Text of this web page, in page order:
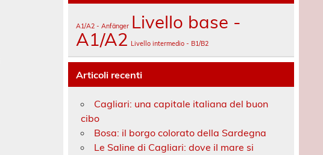
A1/A2 - Anfänger Livello base -
A1/A2 Livello intermedio - B1/B2
Articoli recenti
Cagliari: una capitale italiana del buon
cibo
Bosa: il borgo colorato della Sardegna
Le Saline di Cagliari: dove il mare si